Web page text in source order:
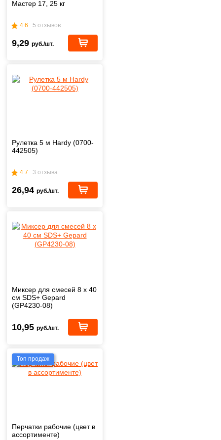
Мастер 17, 25 кг
4.6 5 отзывов
9,29 руб./шт.
Рулетка 5 м Hardy (0700-
442505)
4.7 3 отзыва
26,94 руб./шт.
Миксер для смесей 8 х 40
см SDS+ Gepard
(GP4230-08)
10,95 руб./шт.
Топ продаж
Перчатки рабочие (цвет в
ассортименте)